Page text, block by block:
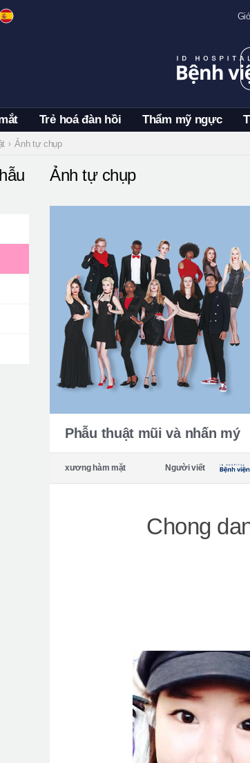
Trẻ hoá đàn hồi Thẩm mỹ ngực
Ảnh tự chụp
Ảnh tự chụp
Phẫu thuật mũi và nhấn mý
xương hàm mặt Người viết
Chong